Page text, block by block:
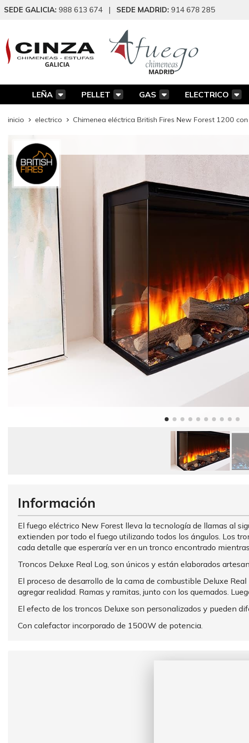
SEDE GALICIA: 988 613 674 | SEDE MADRID: 914 678 285
LEÑA PELLET GAS ELECTRICO
inicio electrico Chimenea eléctrica British Fires New Forest 1200
Información
El fuego eléctrico New Forest lleva la tecnología de llamas al
extienden por todo el fuego utilizando todos los ángulos. Los
cada detalle que esperaría ver en un tronco encontrado
Troncos Deluxe Real Log, son únicos y están elaborados
El proceso de desarrollo de la cama de combustible Deluxe
agregar realidad. Ramas y ramitas, junto con los quemados.
El efecto de los troncos Deluxe son personalizados y pueden
Con calefactor incorporado de 1500W de potencia.